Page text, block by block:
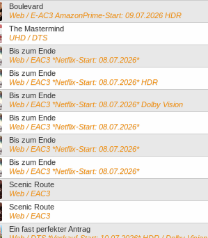
Boulevard
Web / E-AC3 AmazonPrime-Start: 09.07.2026 HDR
The Mastermind
UHD / DTS
Bis zum Ende
Web / EAC3 *Netflix-Start: 08.07.2026*
Bis zum Ende
Web / EAC3 *Netflix-Start: 08.07.2026* HDR
Bis zum Ende
Web / EAC3 *Netflix-Start: 08.07.2026* Dolby Vision
Bis zum Ende
Web / EAC3 *Netflix-Start: 08.07.2026*
Bis zum Ende
Web / EAC3 *Netflix-Start: 08.07.2026*
Bis zum Ende
Web / EAC3 *Netflix-Start: 08.07.2026*
Scenic Route
Web / EAC3
Scenic Route
Web / EAC3
Ein fast perfekter Antrag